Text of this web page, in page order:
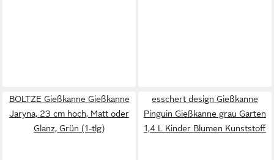
BOLTZE Gießkanne Gießkanne
Jaryna, 23 cm hoch, Matt oder
Glanz, Grün (1-tlg)
esschert design Gießkanne
Pinguin Gießkanne grau Garten
1,4 L Kinder Blumen Kunststoff